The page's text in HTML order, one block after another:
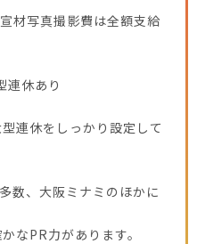
材写真撮影費は全額支給
連休あり
連休をしっかり設定して
数、大阪ミナミのほかに
なPR力があります。